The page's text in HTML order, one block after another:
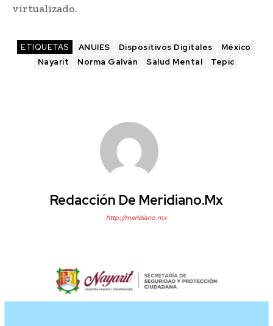
virtualizado.
ETIQUETAS ANUIES Dispositivos Digitales
México
Nayarit
Norma Galván Salud Mental Tepic
Redacción De Meridiano.mx
http://meridiano.mx